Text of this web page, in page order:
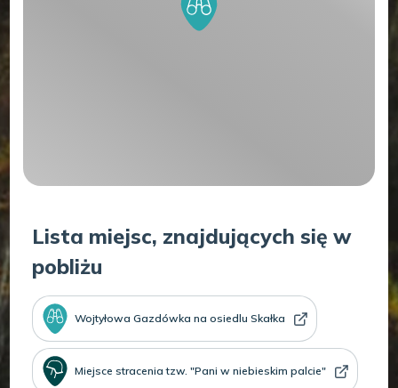
Lista miejsc, znajdujących się w
pobliżu
Wojtyłowa Gazdówka na osiedlu Skałka
Miejsce stracenia tzw. "Pani w niebieskim palcie"